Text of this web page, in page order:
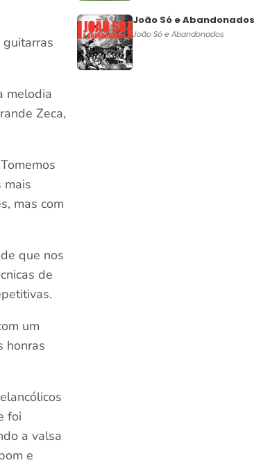
melodia
Zeca,
mais
mas com
que nos
de
um
honras
foi
a valsa
e
João Só e Abandonados
João Só e Abandonados